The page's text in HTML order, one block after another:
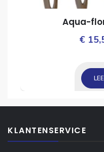
Aqua-
€
KLANTENSERVICE